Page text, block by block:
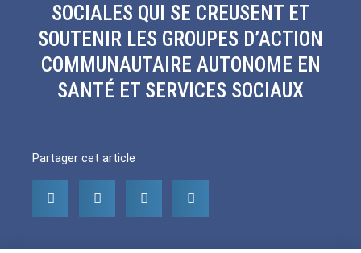
SOCIALES QUI SE CREUSENT ET
SOUTENIR LES GROUPES D’ACTION
COMMUNAUTAIRE AUTONOME EN
SANTÉ ET SERVICES SOCIAUX
Partager cet article